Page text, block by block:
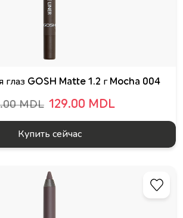
глаз GOSH Matte 1.2 г Mocha 004
MDL 129.00 MDL
Купить сейчас